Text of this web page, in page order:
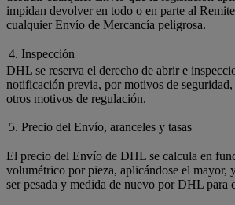
impidan devolver en todo o en parte al
cualquier Envío de Mercancía peligrosa.
4. Inspección
DHL se reserva el derecho de abrir e
notificación previa, por motivos de seguridad,
otros motivos de regulación.
5. Precio del Envío, aranceles y tasas
El precio del Envío de DHL se calcula en
volumétrico por pieza, aplicándose el mayor,
ser pesada y medida de nuevo por DHL para